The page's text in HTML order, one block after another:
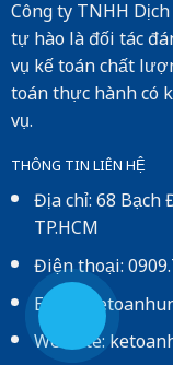
Công ty TNHH
tự hào là đối tác
vụ kế toán chất
toán thực hành có
vụ.
THÔNG TIN LIÊN HỆ
Địa chỉ: 68
TP.HCM
Điện thoại:
Email:
Website: